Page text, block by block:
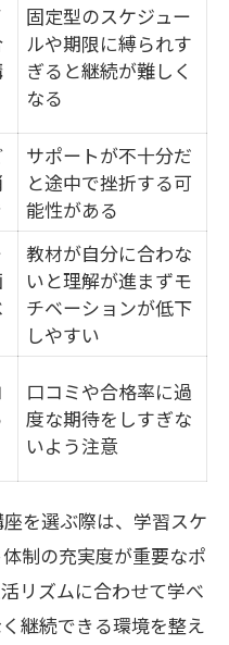
固定型のスケジュー
ルや期限に縛られす
ぎると継続が難しく
なる
サポートが不十分だ
と途中で挫折する可
能性がある
教材が自分に合わな
いと理解が進まずモ
チベーションが低下
しやすい
口コミや合格率に過
度な期待をしすぎな
いよう注意
を選ぶ際は、学習スケ
制の充実度が重要なポ
リズムに合わせて学べ
継続できる環境を整え